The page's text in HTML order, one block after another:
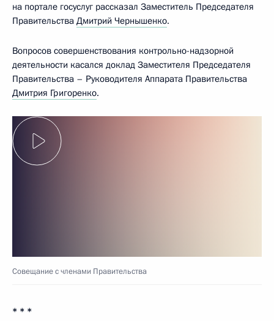
на портале госуслуг рассказал Заместитель Председателя
Правительства Дмитрий Чернышенко.
Вопросов совершенствования контрольно-надзорной
деятельности касался доклад Заместителя Председателя
Правительства – Руководителя Аппарата Правительства
Дмитрия Григоренко.
Совещание с членами Правительства
* * *